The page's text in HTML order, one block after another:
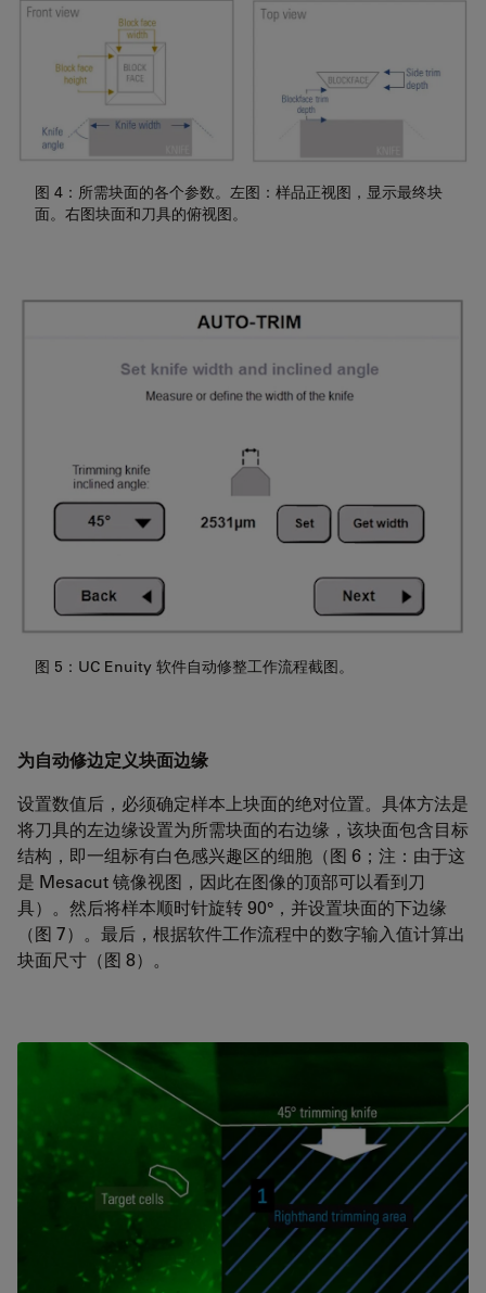
图 4：所需块面的各个参数。左图：样品正视图，显示最终块
面。右图块面和刀具的俯视图。
图 5：UC Enuity 软件自动修整工作流程截图。
为自动修边定义块面边缘
设置数值后，必须确定样本上块面的绝对位置。具体方法是
将刀具的左边缘设置为所需块面的右边缘，该块面包含目标
结构，即一组标有白色感兴趣区的细胞（图 6；注：由于这
是 Mesacut 镜像视图，因此在图像的顶部可以看到刀
具）。然后将样本顺时针旋转 90°，并设置块面的下边缘
（图 7）。最后，根据软件工作流程中的数字输入值计算出
块面尺寸（图 8）。